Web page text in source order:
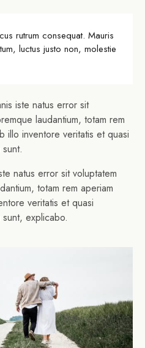
rutrum consequat. Mauris
luctus justo non, molestie
iste natus error sit
laudantium, totam rem
illo inventore veritatis et quasi
natus error sit voluptatem
totam rem aperiam
veritatis et quasi
explicabo.